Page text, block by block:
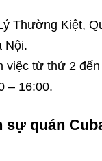
Thường Kiệt,
Nội.
việc từ thứ 2
– 16:00.
sự quán